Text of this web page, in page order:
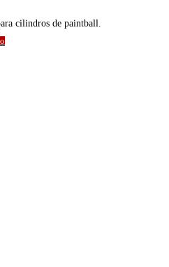
cilindros de paintball.